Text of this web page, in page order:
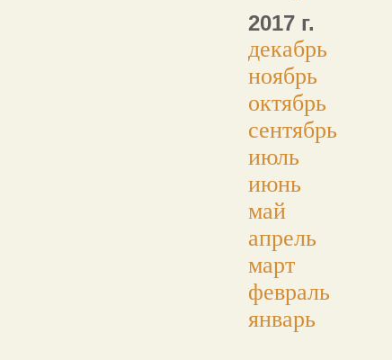
2017 г.
декабрь
ноябрь
октябрь
сентябрь
июль
июнь
май
апрель
март
февраль
январь